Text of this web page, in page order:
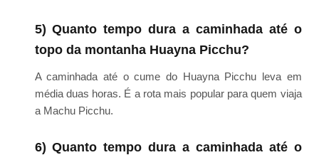
5) Quanto tempo dura a caminhada até o
topo da montanha Huayna Picchu?
A caminhada até o cume do Huayna Picchu leva em
média duas horas. É a rota mais popular para quem viaja
a Machu Picchu.
6) Quanto tempo dura a caminhada até o